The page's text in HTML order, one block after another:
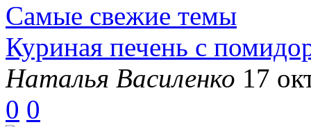
Самые свежие темы
Куриная печень с
Наталья Василенко 17
0 0